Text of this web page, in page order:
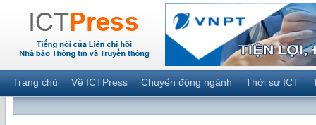
Trang chủ Về ICTPress Chuyển động ngành Thời sự ICT